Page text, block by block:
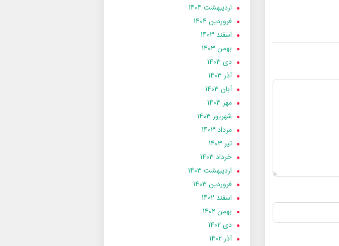
ارديبهشت 1404
فروردین 1404
اسفند 1403
بهمن 1403
دی 1403
آذر 1403
آبان 1403
مهر 1403
شهریور 1403
مرداد 1403
تير 1403
خرداد 1403
ارديبهشت 1403
فروردین 1403
اسفند 1402
بهمن 1402
دی 1402
آذر 1402